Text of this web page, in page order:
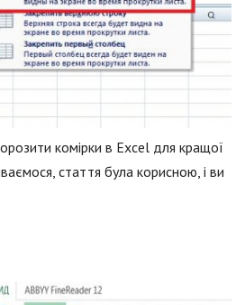
комірки в Excel для кращої
стаття була корисною, і ви